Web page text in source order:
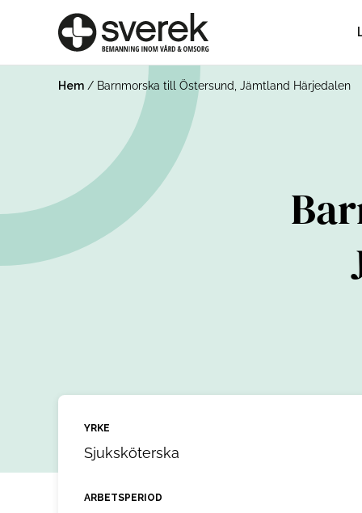
Hem / Barnmorska till Östersund, Jämtland Härjedalen
YRKE
Sjuksköterska
ARBETSPERIOD